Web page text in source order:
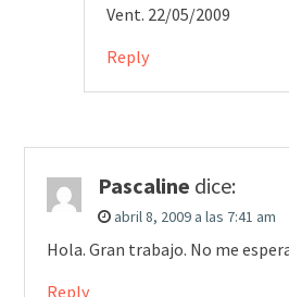
Vent. 22/05/2009
Reply
Pascaline dice:
abril 8, 2009 a las 7:41 am
Hola. Gran trabajo. No me
Reply